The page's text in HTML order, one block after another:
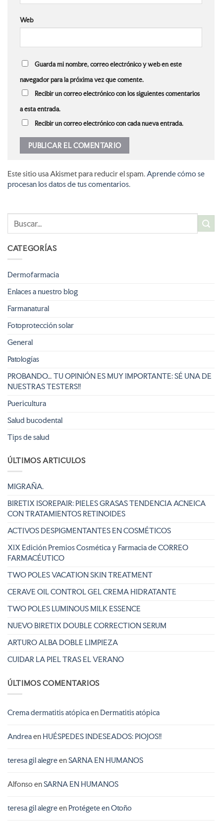
Web
Guarda mi nombre, correo electrónico y web en este
navegador para la próxima vez que comente.
Recibir un correo electrónico con los siguientes comentarios
a esta entrada.
Recibir un correo electrónico con cada nueva entrada.
Este sitio usa Akismet para reducir el spam.Aprende cómo se
procesan los datos de tus comentarios.
CATEGORÍAS
Dermofarmacia
Enlaces a nuestro blog
Farmanatural
Fotoprotección solar
General
Patologías
PROBANDO… TU OPINIÓN ES MUY IMPORTANTE: SÉ UNA DE
NUESTRAS TESTERS!!
Puericultura
Salud bucodental
Tips de salud
ÚLTIMOS ARTICULOS
MIGRAÑA.
BIRETIX ISOREPAIR: PIELES GRASAS TENDENCIA ACNEICA
CON TRATAMIENTOS RETINOIDES
ACTIVOS DESPIGMENTANTES EN COSMÉTICOS
XIX Edición Premios Cosmética y Farmacia de CORREO
FARMACÉUTICO
TWO POLES VACATION SKIN TREATMENT
CERAVE OIL CONTROL GEL CREMA HIDRATANTE
TWO POLES LUMINOUS MILK ESSENCE
NUEVO BIRETIX DOUBLE CORRECTION SERUM
ARTURO ALBA DOBLE LIMPIEZA
CUIDAR LA PIEL TRAS EL VERANO
ÚLTIMOS COMENTARIOS
Crema dermatitis atópicaen Dermatitis atópica
Andreaen HUÉSPEDES INDESEADOS: PIOJOS!!
teresa gil alegreenSARNA EN HUMANOS
Alfonso enSARNA EN HUMANOS
teresa gil alegreen Protégete en Otoño